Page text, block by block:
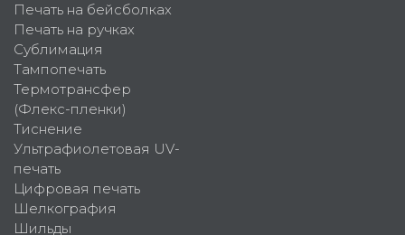
Печать на бейсболках
Печать на ручках
Сублимация
Тампопечать
Термотрансфер
(Флекс-пленки)
Тиснение
Ультрафиолетовая UV-
печать
Цифровая печать
Шелкография
Шильды